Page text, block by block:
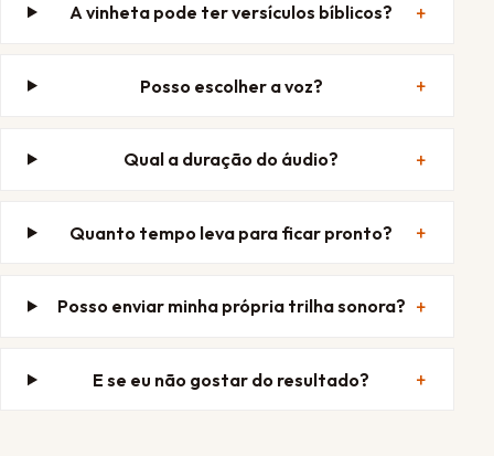
A vinheta pode ter versículos bíblicos?
Posso escolher a voz?
Qual a duração do áudio?
Quanto tempo leva para ficar pronto?
Posso enviar minha própria trilha sonora?
E se eu não gostar do resultado?